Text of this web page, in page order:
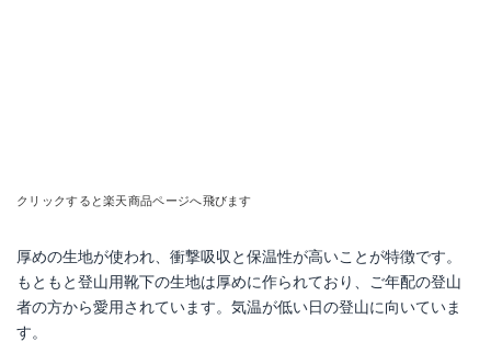
クリックすると楽天商品ページへ飛びます
厚めの生地が使われ、衝撃吸収と保温性が高いことが特徴です。
もともと登山用靴下の生地は厚めに作られており、ご年配の登山
者の方から愛用されています。気温が低い日の登山に向いていま
す。